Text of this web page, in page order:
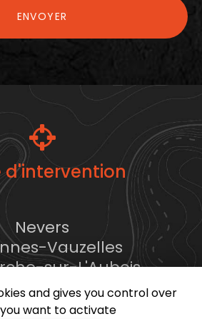
ENVOYER
d'intervention
Nevers
Vauzelles
sur-L'Aubois
...
and gives you control over
want to activate